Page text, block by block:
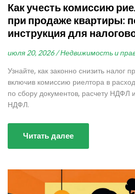
Как учесть комиссию
при продаже квартиры:
инструкция для
июля 20, 2026 / Недвижимость и
Узнайте, как законно снизить налог
включив комиссию риелтора в
по сбору документов, расчету НДФЛ
НДФЛ.
Читать далее